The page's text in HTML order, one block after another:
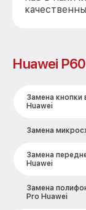
Huawei
Замена кнопки
Huawei
Замена
Замена
Huawei
Замена
Pro Huawei